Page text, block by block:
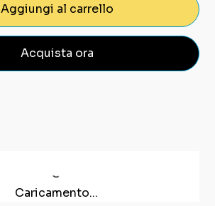
Aggiungi al carrello
Acquista ora
Caricamento...